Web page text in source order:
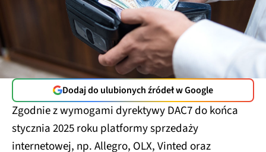
Dodaj do ulubionych źródeł w Google
Zgodnie z wymogami dyrektywy DAC7 do końca
stycznia 2025 roku platformy sprzedaży
internetowej, np. Allegro, OLX, Vinted oraz